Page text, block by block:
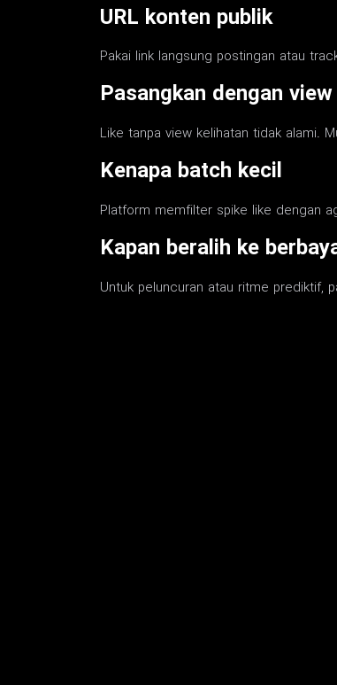
URL konten publik
Pakai link langsung postingan atau
Pasangkan dengan view
Like tanpa view kelihatan tidak alami.
Kenapa batch kecil
Platform memfilter spike like dengan
Kapan beralih ke
Untuk peluncuran atau ritme prediktif,